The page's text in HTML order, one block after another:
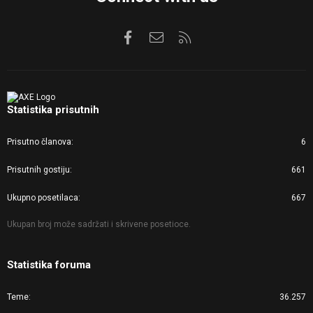
FacebookKontaktirajte nas
Statistika prisutnih
Prisutno članova 6
Prisutnih gostiju 661
Ukupno posetilaca 667
Ukupan broj može sadržati i skrivene posetioce.
Statistika foruma
Teme 36.257